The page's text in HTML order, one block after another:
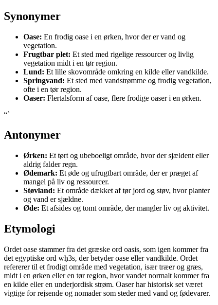
Synonymer
Oase: En frodig oase i en ørken, hvor der er vand og
vegetation.
Frugtbar plet: Et sted med rigelige ressourcer og livlig
vegetation midt i en tør region.
Lund: Et lille skovområde omkring en kilde eller vandkilde.
Springvand: Et sted med vandstrømme og frodig vegetation,
ofte i en tør region.
Oaser: Flertalsform af oase, flere frodige oaser i en ørken.
“`
Antonymer
Ørken: Et tørt og ubeboeligt område, hvor der sjældent eller
aldrig falder regn.
Ødemark: Et øde og ufrugtbart område, der er præget af
mangel på liv og ressourcer.
Støvland: Et område dækket af tør jord og støv, hvor planter
og vand er sjældne.
Øde: Et afsides og tomt område, der mangler liv og aktivitet.
Etymologi
Ordet oase stammer fra det græske ord oasis, som igen kommer fra
det egyptiske ord wḥ3s, der betyder oase eller vandkilde. Ordet
refererer til et frodigt område med vegetation, især træer og græs,
midt i en ørken eller en tør region, hvor vandet normalt kommer fra
en kilde eller en underjordisk strøm. Oaser har historisk set været
vigtige for rejsende og nomader som steder med vand og fødevarer.